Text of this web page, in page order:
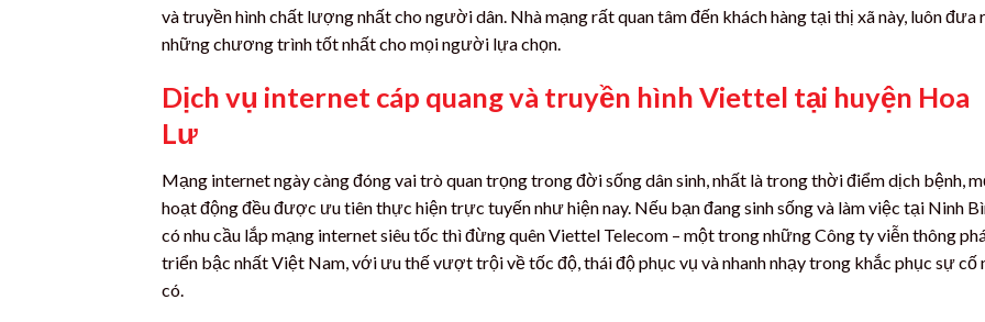
và truyền hình chất lượng nhất cho người dân. Nhà mạng rất quan tâm đến khách hàng tại thị xã này, luôn đưa
những chương trình tốt nhất cho mọi người lựa chọn.
Dịch vụ internet cáp quang và truyền hình Viettel tại huyện Hoa
Lư
Mạng internet ngày càng đóng vai trò quan trọng trong đời sống dân sinh, nhất là trong thời điểm dịch bệnh,
hoạt động đều được ưu tiên thực hiện trực tuyến như hiện nay. Nếu bạn đang sinh sống và làm việc tại Ninh
có nhu cầu lắp mạng internet siêu tốc thì đừng quên Viettel Telecom – một trong những Công ty viễn thông
triển bậc nhất Việt Nam, với ưu thế vượt trội về tốc độ, thái độ phục vụ và nhanh nhạy trong khắc phục sự cố
có.